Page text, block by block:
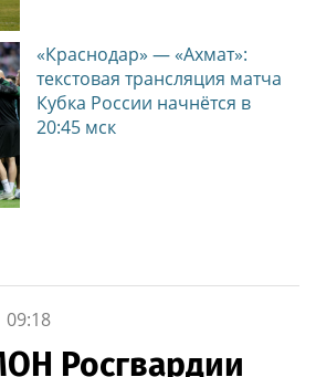
«Краснодар» — «Ахмат»:
текстовая трансляция матча
Кубка России начнётся в
20:45 мск
09:18
Росгвардии